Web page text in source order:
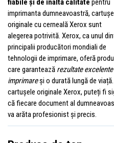
fiabile și de înaltă calitate pentru
imprimanta dumneavoastră,
originale cu cerneală Xerox sunt
alegerea potrivită. Xerox, ca unul
principalii producători mondiali de
tehnologii de imprimare, oferă
care garantează rezultate
imprimareși o durată lungă de
cartușele originale Xerox, puteți fi
că fiecare document al
va arăta profesionist și precis.